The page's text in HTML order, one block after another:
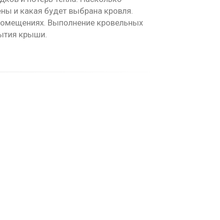
и какая будет выбрана кровля.
Выполнение кровельных
крыши.